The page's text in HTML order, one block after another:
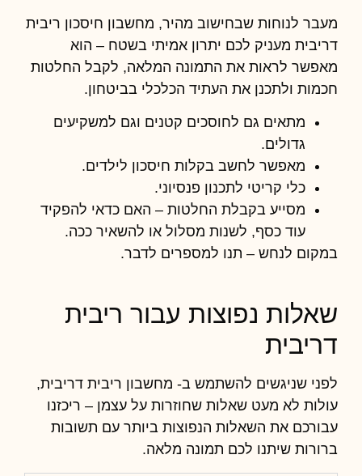
מעבר לנוחות שבחישוב מהיר, מחשבון חיסכון ריבית
דריבית מעניק לכם יתרון אמיתי בשטח – הוא
מאפשר לראות את התמונה המלאה, לקבל החלטות
חכמות ולתכנן את העתיד הכלכלי בביטחון.
מתאים גם לחוסכים קטנים וגם למשקיעים
גדולים.
מאפשר לחשב בקלות חיסכון לילדים.
כלי קריטי לתכנון פנסיוני.
מסייע בקבלת החלטות – האם כדאי להפקיד
עוד כסף, לשנות מסלול או להשאיר ככה.
במקום לנחש – תנו למספרים לדבר.
שאלות נפוצות עבור ריבית
דריבית
לפני שניגשים להשתמש ב- מחשבון ריבית דריבית,
עולות לא מעט שאלות שחוזרות על עצמן – ריכזנו
עבורכם את השאלות הנפוצות ביותר עם תשובות
ברורות שיתנו לכם תמונה מלאה.